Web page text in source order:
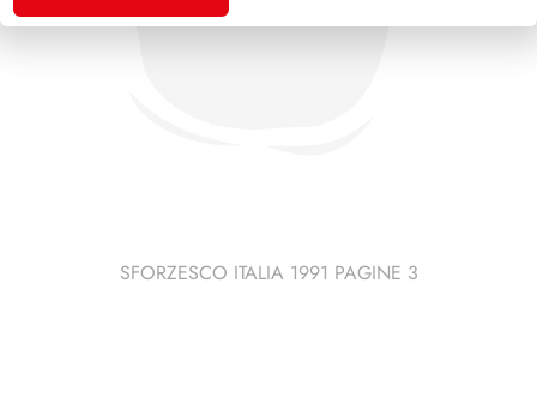
SFORZESCO ITALIA 1991 PAGINE 3